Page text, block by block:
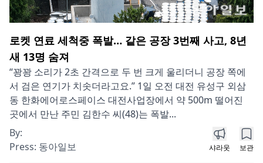
로켓 연료 세척중 폭발… 같은 공장 3번째 사고, 8년
새 13명 숨져
“꽝꽝 소리가 2초 간격으로 두 번 크게 울리더니 공장 쪽에
서 검은 연기가 치솟더라고요.” 1일 오전 대전 유성구 외삼
동 한화에어로스페이스 대전사업장에서 약 500m 떨어진
곳에서 만난 주민 김한수 씨(48)는 폭발...
By:
Press: 동아일보 샤라웃 보관